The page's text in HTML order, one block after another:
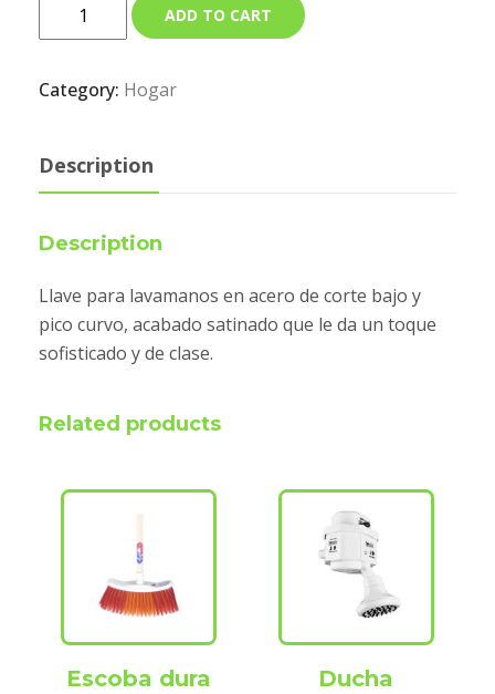
ADD TO CART
Category: Hogar
Description
Description
Llave para lavamanos en acero de corte bajo y
pico curvo, acabado satinado que le da un toque
sofisticado y de clase.
Related products
Escoba dura
Ducha